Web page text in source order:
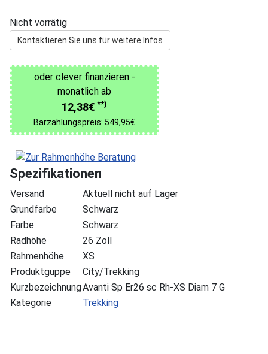
Nicht vorrätig
Kontaktieren Sie uns für weitere Infos
oder clever finanzieren -
monatlich ab
12,38€ **)
Barzahlungspreis: 549,95€
Spezifikationen
Versand
Aktuell nicht auf Lager
Grundfarbe
Schwarz
Farbe
Schwarz
Radhöhe
26 Zoll
Rahmenhöhe
XS
Produktguppe
City/Trekking
KurzbezeichnungAvanti Sp Er26 sc Rh-XS Diam 7 G
Kategorie
Trekking